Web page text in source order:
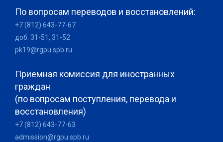
По вопросам переводов и восстановлений:
+7 (812) 643-77-67
доб. 31-51, 31-52
pk19@rgpu.spb.ru
Приемная комиссия для иностранных
граждан
(по вопросам поступления, перевода и
восстановления)
+7 (812) 643-77-63
admission@rgpu.spb.ru